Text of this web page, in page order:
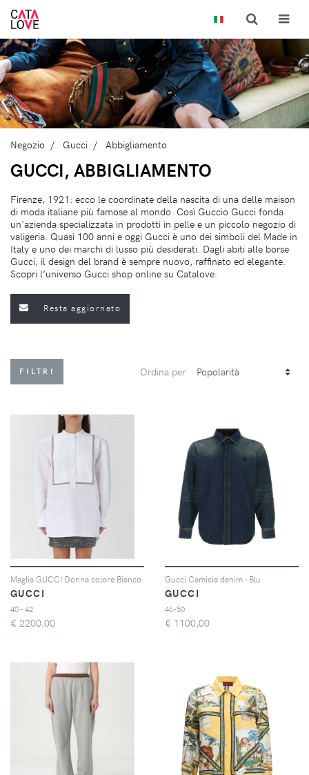
Negozio Gucci Abbigliamento
GUCCI, ABBIGLIAMENTO
Firenze, 1921: ecco le coordinate della nascita di una delle maison
di moda italiane più famose al mondo. Così Guccio Gucci fonda
un'azienda specializzata in prodotti in pelle e un piccolo negozio di
valigeria. Quasi 100 anni e oggi Gucci è uno dei simboli del Made in
Italy e uno dei marchi di lusso più desiderati. Dagli abiti alle borse
Gucci, il design del brand è sempre nuovo, raffinato ed elegante.
Scopri l’universo Gucci shop online su Catalove.
Resta aggiornato
FILTRI Ordina per
Maglia GUCCI Donna colore Bianco
GUCCI
40 - 42
€ 2200,00
Gucci Camicia denim - Blu
GUCCI
46-50
€ 1100,00